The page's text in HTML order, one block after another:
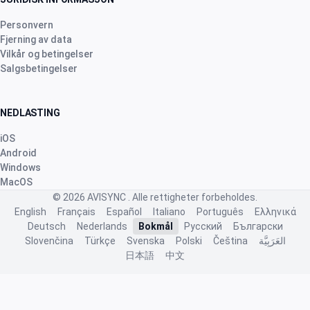
Robert Banasiewicz
kontrolę na hodowlą. Dziękuję”
star starstar star
“No app like this one”
2 months ago
Personvern
Fjerning av data
Vilkår og betingelser
Salgsbetingelser
NEDLASTING
iOS
Android
Windows
MacOS
© 2026 AVISYNC . Alle rettigheter forbeholdes.
English
Français Español Italiano Português
Ελληνικά
Deutsch
Nederlands Bokmål Русский
Български
Slovenčina
Türkçe Svenska Polski Čeština
العَرَبِيَّة
日本語
中文